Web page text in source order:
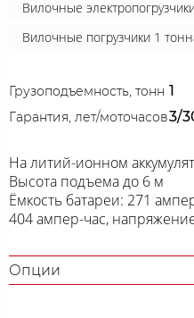
Вилочные
Вилочные погрузчики 1
Грузоподъемность, тонн 1
Гарантия, лет/моточасов3/
На литий-ионном
Высота подъема до 6 м
Ёмкость батареи: 271
404 ампер-час,
Опции